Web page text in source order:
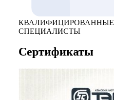
КВАЛИФИЦИРОВАННЫЕ
СПЕЦИАЛИСТЫ
Сертификаты